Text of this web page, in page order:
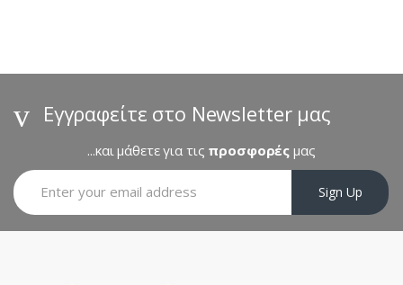
d
Εγγραφείτε στο Newsletter μας
...και μάθετε για τις προσφορές μας
Sign Up